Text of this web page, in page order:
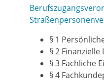
§ 1
§ 2
§ 3 Fachliche
§ 4